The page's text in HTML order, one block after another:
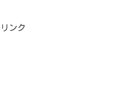
ンク